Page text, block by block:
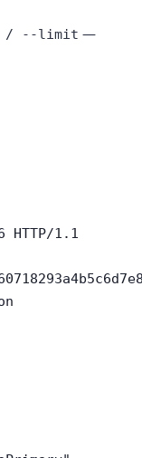
/ --limit —
HTTP/1.1